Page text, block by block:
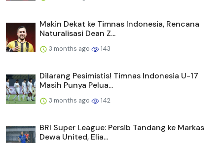
Makin Dekat ke Timnas Indonesia, Rencana
Naturalisasi Dean Z...
3 months ago 143
Dilarang Pesimistis! Timnas Indonesia U-17
Masih Punya Pelua...
3 months ago 142
BRI Super League: Persib Tandang ke Markas
Dewa United, Elia...